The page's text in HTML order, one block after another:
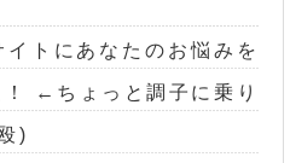
トにあなたのお悩みを
←ちょっと調子に乗り
)